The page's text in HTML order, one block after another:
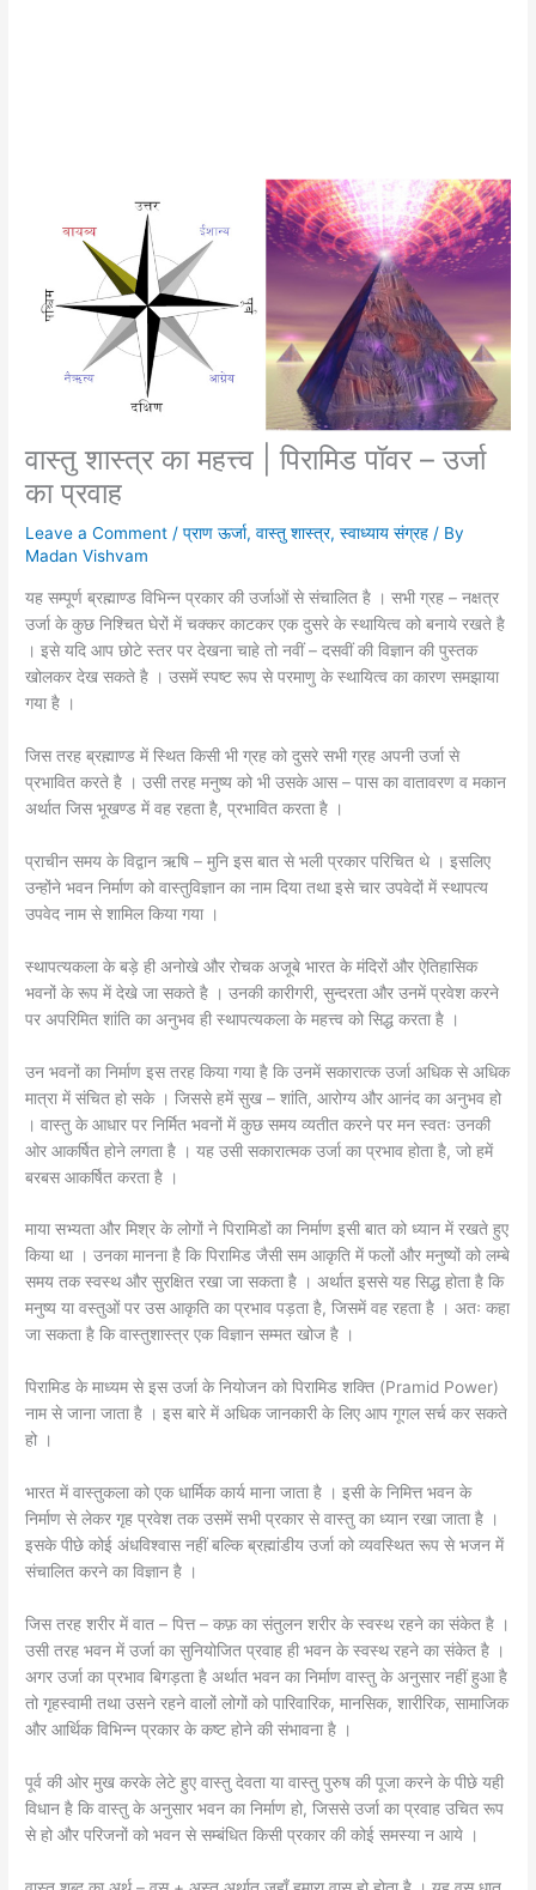
वास्तु शास्त्र का महत्त्व | पिरामिड पॉवर – उर्जा
का प्रवाह
Leave a Comment /प्राण ऊर्जा,वास्तु शास्त्र,स्वाध्याय संग्रह / By
Madan Vishvam
यह सम्पूर्ण ब्रह्माण्ड विभिन्न प्रकार की उर्जाओं से संचालित है । सभी ग्रह – नक्षत्र
उर्जा के कुछ निश्चित घेरों में चक्कर काटकर एक दुसरे के स्थायित्व को बनाये रखते है
। इसे यदि आप छोटे स्तर पर देखना चाहे तो नवीं – दसवीं की विज्ञान की पुस्तक
खोलकर देख सकते है । उसमें स्पष्ट रूप से परमाणु के स्थायित्व का कारण समझाया
गया है ।
जिस तरह ब्रह्माण्ड में स्थित किसी भी ग्रह को दुसरे सभी ग्रह अपनी उर्जा से
प्रभावित करते है । उसी तरह मनुष्य को भी उसके आस – पास का वातावरण व मकान
अर्थात जिस भूखण्ड में वह रहता है, प्रभावित करता है ।
प्राचीन समय के विद्वान ऋषि – मुनि इस बात से भली प्रकार परिचित थे । इसलिए
उन्होंने भवन निर्माण को वास्तुविज्ञान का नाम दिया तथा इसे चार उपवेदों में स्थापत्य
उपवेद नाम से शामिल किया गया ।
स्थापत्यकला के बड़े ही अनोखे और रोचक अजूबे भारत के मंदिरों और ऐतिहासिक
भवनों के रूप में देखे जा सकते है । उनकी कारीगरी, सुन्दरता और उनमें प्रवेश करने
पर अपरिमित शांति का अनुभव ही स्थापत्यकला के महत्त्व को सिद्ध करता है ।
उन भवनों का निर्माण इस तरह किया गया है कि उनमें सकारात्क उर्जा अधिक से अधिक
मात्रा में संचित हो सके । जिससे हमें सुख – शांति, आरोग्य और आनंद का अनुभव हो
। वास्तु के आधार पर निर्मित भवनों में कुछ समय व्यतीत करने पर मन स्वतः उनकी
ओर आकर्षित होने लगता है । यह उसी सकारात्मक उर्जा का प्रभाव होता है, जो हमें
बरबस आकर्षित करता है ।
माया सभ्यता और मिश्र के लोगों ने पिरामिडों का निर्माण इसी बात को ध्यान में रखते हुए
किया था । उनका मानना है कि पिरामिड जैसी सम आकृति में फलों और मनुष्यों को लम्बे
समय तक स्वस्थ और सुरक्षित रखा जा सकता है । अर्थात इससे यह सिद्ध होता है कि
मनुष्य या वस्तुओं पर उस आकृति का प्रभाव पड़ता है, जिसमें वह रहता है । अतः कहा
जा सकता है कि वास्तुशास्त्र एक विज्ञान सम्मत खोज है ।
पिरामिड के माध्यम से इस उर्जा के नियोजन को पिरामिड शक्ति (Pramid Power)
नाम से जाना जाता है । इस बारे में अधिक जानकारी के लिए आप गूगल सर्च कर सकते
हो ।
भारत में वास्तुकला को एक धार्मिक कार्य माना जाता है । इसी के निमित्त भवन के
निर्माण से लेकर गृह प्रवेश तक उसमें सभी प्रकार से वास्तु का ध्यान रखा जाता है ।
इसके पीछे कोई अंधविश्वास नहीं बल्कि ब्रह्मांडीय उर्जा को व्यवस्थित रूप से भजन में
संचालित करने का विज्ञान है ।
जिस तरह शरीर में वात – पित्त – कफ़ का संतुलन शरीर के स्वस्थ रहने का संकेत है ।
उसी तरह भवन में उर्जा का सुनियोजित प्रवाह ही भवन के स्वस्थ रहने का संकेत है ।
अगर उर्जा का प्रभाव बिगड़ता है अर्थात भवन का निर्माण वास्तु के अनुसार नहीं हुआ है
तो गृहस्वामी तथा उसने रहने वालों लोगों को पारिवारिक, मानसिक, शारीरिक, सामाजिक
और आर्थिक विभिन्न प्रकार के कष्ट होने की संभावना है ।
पूर्व की ओर मुख करके लेटे हुए वास्तु देवता या वास्तु पुरुष की पूजा करने के पीछे यही
विधान है कि वास्तु के अनुसार भवन का निर्माण हो, जिससे उर्जा का प्रवाह उचित रूप
से हो और परिजनों को भवन से सम्बंधित किसी प्रकार की कोई समस्या न आये ।